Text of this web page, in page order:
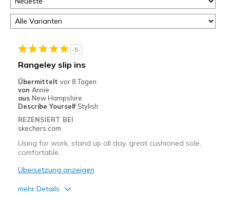
5
Rangeley slip ins
Übermittelt vor 8 Tagen
von Annie
aus New Hampshire
Describe Yourself Stylish
REZENSIERT BEI
skechers.com
Using for work, stand up all day, great cushioned sole,
comfortable.
Übersetzung anzeigen
mehr Details